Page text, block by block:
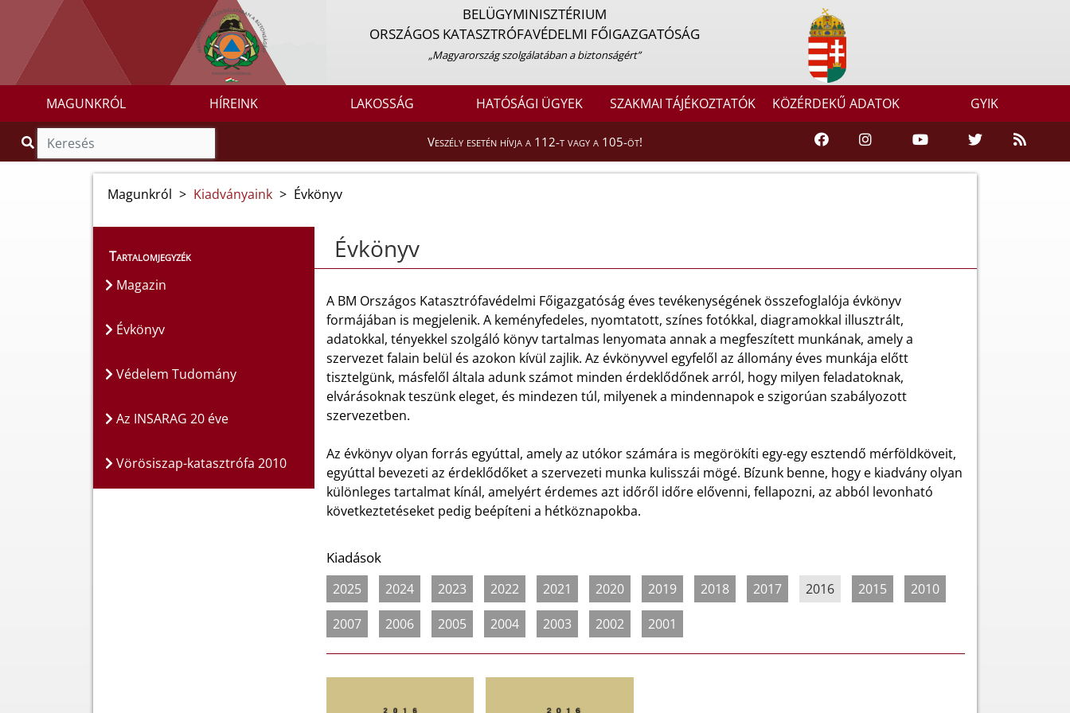
BELÜGYMINISZTÉRIUM
ORSZÁGOS KATASZTRÓFAVÉDELMI FŐIGAZGATÓSÁG
„Magyarország szolgálatában a biztonságért”
MAGUNKRÓL HÍREINK LAKOSSÁG HATÓSÁGI ÜGYEK SZAKMAI TÁJÉKOZTATÓK KÖZÉRDEKŰ ADATOK GYIK
Veszély esetén hívja a 112-t vagy a 105-öt!
Magunkról > Kiadványaink > Évkönyv
Tartalomjegyzék
Magazin
Évkönyv
Védelem Tudomány
Az INSARAG 20 éve
Vörösiszap-katasztrófa 2010
Évkönyv
A BM Országos Katasztrófavédelmi Főigazgatóság éves tevékenységének összefoglalója évkönyv
formájában is megjelenik. A keményfedeles, nyomtatott, színes fotókkal, diagramokkal illusztrált,
adatokkal, tényekkel szolgáló könyv tartalmas lenyomata annak a megfeszített munkának, amely a
szervezet falain belül és azokon kívül zajlik. Az évkönyvvel egyfelől az állomány éves munkája előtt
tisztelgünk, másfelől általa adunk számot minden érdeklődőnek arról, hogy milyen feladatoknak,
elvárásoknak teszünk eleget, és mindezen túl, milyenek a mindennapok e szigorúan szabályozott
szervezetben.
Az évkönyv olyan forrás egyúttal, amely az utókor számára is megörökíti egy-egy esztendő mérföldköveit,
egyúttal bevezeti az érdeklődőket a szervezeti munka kulisszái mögé. Bízunk benne, hogy e kiadvány olyan
különleges tartalmat kínál, amelyért érdemes azt időről időre elővenni, fellapozni, az abból levonható
következtetéseket pedig beépíteni a hétköznapokba.
Kiadások
2025 2024 2023 2022 2021 2020 2019 2018 2017 2016 2015
2010
2007
2006 2005 2004 2003 2002 2001